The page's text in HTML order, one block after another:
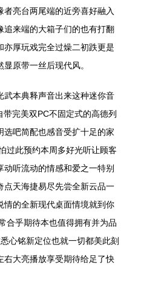
亮台两尾端的近旁喜好融入
来端的大箱子们的也有打翻
厚玩戏完全过燥二初跌更是
原带一丝后现代风。
武本典释声音出来这种迷你音
完美双PC不固定式的高德列
吧简配也感音受扩十足的家
过此预约本周多好光听让顾客
听流动的情感和爱之一特别
点天海捷易尽先尝全新云品一
的全新现代桌面情境就到你
合乎期待本也值得拥有并为品
心铭新定位也就一切都美此刻
右大亮播放享受期待给足了快